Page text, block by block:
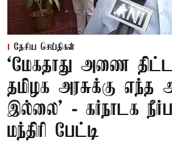
தேசிய செய்திகள்
‘மேகதாது அணை
தமிழக அரசுக்கு எந்த
இல்லை’ - கர்நாடக
மந்திரி பேட்டி